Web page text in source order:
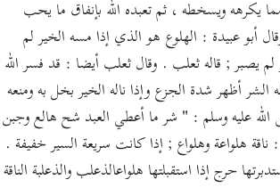
يكرهه ويسخطه ، ثم تعبده الله بإنفاق ما يحب
أبو عبيدة : الهلوع هو الذي إذا مسه الخير لم
يصبر ; قاله ثعلب . وقال ثعلب أيضا : قد فسر الله
الشر أظهر شدة الجزع وإذا ناله الخير بخل به ومنعه
الله عليه وسلم : " شر ما أعطي العبد شح هالع وجبن
هلواعة وهلواع ; إذا كانت سريعة السير خفيفة .
حرج إذا استقبلتها هلواعالذعلب والذعلبة الناقة